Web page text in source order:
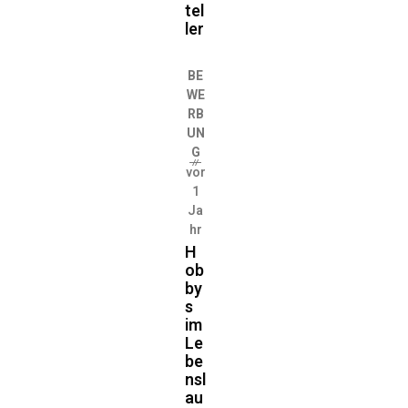
tel
ler
BE
WE
RB
UN
G
vor
1
Ja
hr
H
ob
by
s
im
Le
be
nsl
au